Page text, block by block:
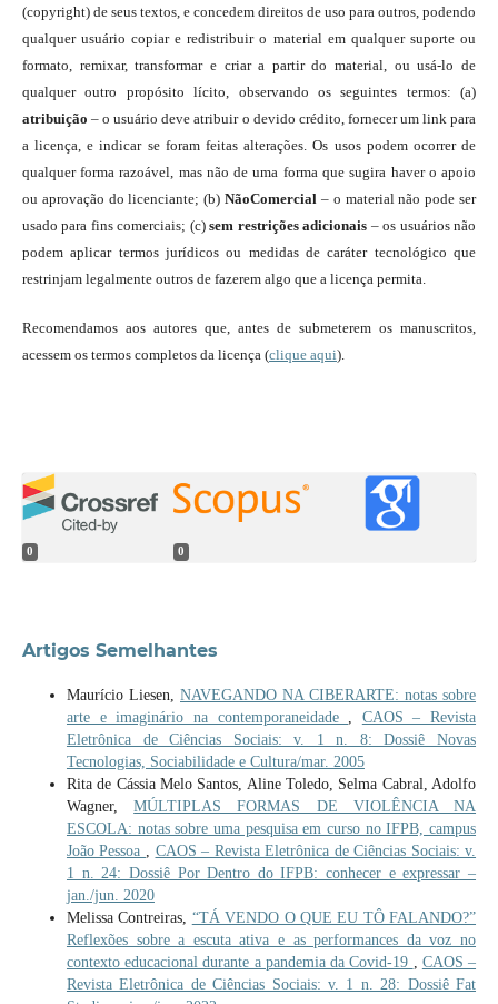
(copyright) de seus textos, e concedem direitos de uso para outros, podendo
qualquer usuário copiar e redistribuir o material em qualquer suporte ou
formato, remixar, transformar e criar a partir do material, ou usá-lo de
qualquer outro propósito lícito, observando os seguintes termos: (a)
atribuição – o usuário deve atribuir o devido crédito, fornecer um link para
a licença, e indicar se foram feitas alterações. Os usos podem ocorrer de
qualquer forma razoável, mas não de uma forma que sugira haver o apoio
ou aprovação do licenciante; (b)NãoComercial – o material não pode ser
usado para fins comerciais; (c)sem restrições adicionais – os usuários não
podem aplicar termos jurídicos ou medidas de caráter tecnológico que
restrinjam legalmente outros de fazerem algo que a licença permita.
Recomendamos aos autores que, antes de submeterem os manuscritos,
acessem os termos completos da licença (clique aqui).
0 0
Artigos Semelhantes
Maurício Liesen, NAVEGANDO NA CIBERARTE: notas sobre
arte e imaginário na contemporaneidade
CAOS – Revista
Eletrônica de Ciências Sociais: v. 1 n. 8: Dossiê Novas
Tecnologias, Sociabilidade e Cultura/mar. 2005
Rita de Cássia Melo Santos, Aline Toledo, Selma Cabral, Adolfo
Wagner,MÚLTIPLAS FORMAS DE VIOLÊNCIA NA
ESCOLA: notas sobre uma pesquisa em curso no IFPB, campus
João Pessoa
CAOS – Revista Eletrônica de Ciências Sociais: v.
1 n. 24: Dossiê Por Dentro do IFPB: conhecer e expressar –
jan./jun. 2020
Melissa Contreiras, “TÁ VENDO O QUE EU TÔ FALANDO?”
Reflexões sobre a escuta ativa e as performances da voz no
contexto educacional durante a pandemia da Covid-19
CAOS –
Revista Eletrônica de Ciências Sociais: v. 1 n. 28: Dossiê Fat